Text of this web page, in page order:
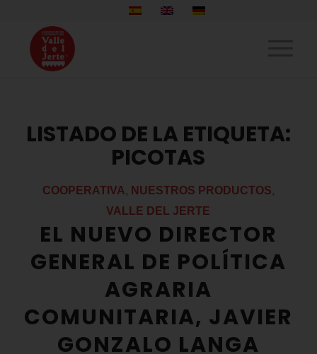
LISTADO DE LA ETIQUETA:
PICOTAS
COOPERATIVA NUESTROS PRODUCTOS
VALLE DEL JERTE
EL NUEVO DIRECTOR
GENERAL DE POLÍTICA
AGRARIA
COMUNITARIA, JAVIER
GONZALO LANGA